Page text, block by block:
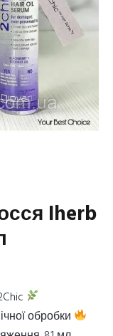
Iherb
обробки